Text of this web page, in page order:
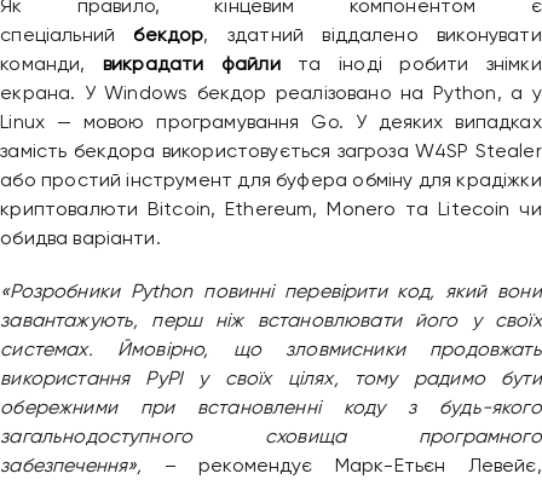
Як правило, кінцевим компонентом є
спеціальнийбекдор, здатний віддалено виконувати
команди,викрадати файлита іноді робити знімки
екрана. У Windows бекдор реалізовано на Python, а у
Linux — мовою програмування Go. У деяких випадках
замість бекдора використовується загроза W4SP Stealer
або простий інструмент для буфера обміну для крадіжки
криптовалюти Bitcoin, Ethereum, Monero та Litecoin чи
обидва варіанти.
«Розробники Python повинні перевірити код, який вони
завантажують, перш ніж встановлювати його у своїх
системах. Ймовірно, що зловмисники продовжать
використання PyPI у своїх цілях, тому радимо бути
обережними при встановленні коду з будь-якого
загальнодоступного сховища програмного
забезпечення», – рекомендує Марк-Етьєн Левейє,
Привіт 👋, чим тобі допомогти?
Ми зазвичай відповідаємо дуже швидко
Надіслати повідомлення